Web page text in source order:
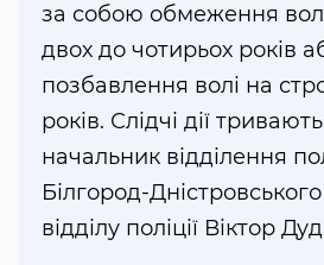
за собою обмеження
двох до чотирьох років
позбавлення волі на
років. Слідчі дії
начальник відділення
Білгород-
відділу поліції Віктор